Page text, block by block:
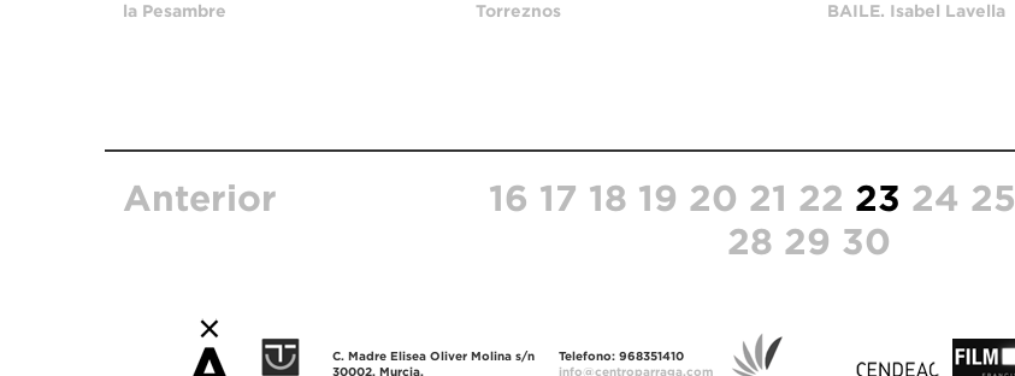
la Pesambre
Torreznos
BAILE. Isabel Lavella
Anterior 16 17 18 19 20 21 22 23 24 25
28 29 30
C. Madre Elisea Oliver Molina s/n
30002. Murcia.
Telefono: 968351410
info@centroparraga.com